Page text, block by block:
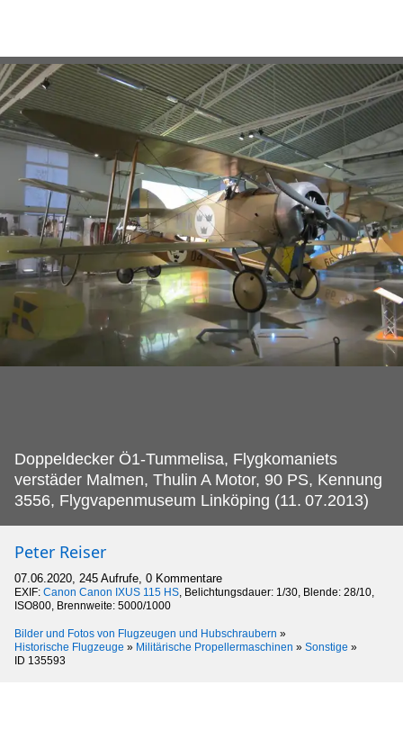
Doppeldecker Ö1-Tummelisa, Flygkomaniets
verstäder Malmen, Thulin A Motor, 90 PS, Kennung
3556, Flygvapenmuseum Linköping (11. 07.2013)
Peter Reiser
07.06.2020, 245 Aufrufe, 0 Kommentare
EXIF: Canon Canon IXUS 115 HS, Belichtungsdauer: 1/30, Blende: 28/10,
ISO800, Brennweite: 5000/1000
Bilder und Fotos von Flugzeugen und Hubschraubern »
Historische Flugzeuge » Militärische Propellermaschinen » Sonstige »
ID 135593